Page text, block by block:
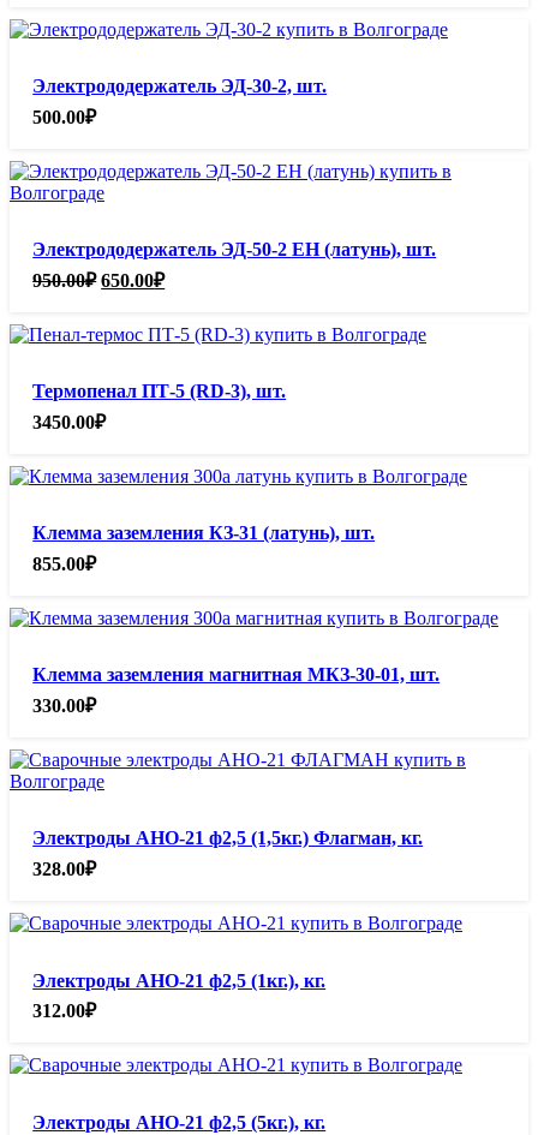
Электрододержатель ЭД-30-2, шт.
500.00₽
Электрододержатель ЭД-50-2 ЕН (латунь), шт.
950.00₽ Первоначальная
950.00₽.
650.00₽Текущая
650.00₽.
Термопенал ПТ-5 (RD-3), шт.
3450.00₽
Клемма заземления КЗ-31 (латунь), шт.
855.00₽
Клемма заземления магнитная МКЗ-30-01, шт.
330.00₽
Электроды АНО-21 ф2,5 (1,5кг.) Флагман, кг.
328.00₽
Электроды АНО-21 ф2,5 (1кг.), кг.
312.00₽
Электроды АНО-21 ф2,5 (5кг.), кг.